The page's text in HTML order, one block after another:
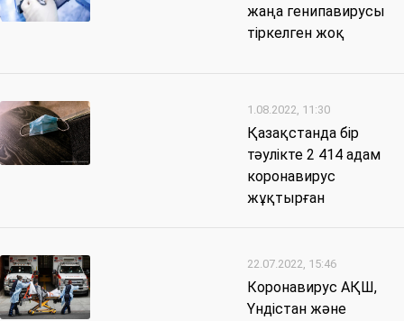
жаңа генипавирусы
тіркелген жоқ
1.08.2022, 11:30
Қазақстанда бір
тәулікте 2 414 адам
коронавирус
жұқтырған
22.07.2022, 15:46
Коронавирус АҚШ,
Үндістан және